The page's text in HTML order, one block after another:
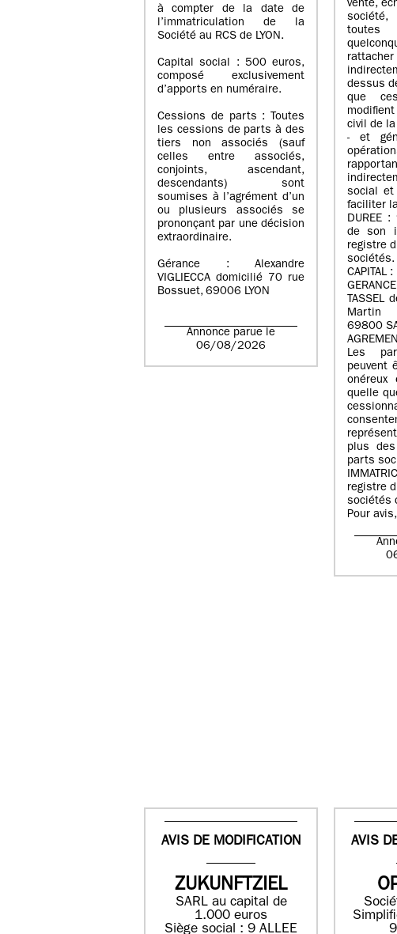
à compter de la date de
l’immatriculation de la
Société au RCS de LYON.
Capital social : 500 euros,
composé exclusivement
d’apports en numéraire.
Cessions de parts : Toutes
les cessions de parts à des
tiers non associés (sauf
celles entre associés,
conjoints, ascendant,
descendants) sont
soumises à l’agrément d’un
ou plusieurs associés se
prononçant par une décision
extraordinaire.
Gérance : Alexandre
VIGLIECCA domicilié 70 rue
Bossuet, 69006 LYON
Annonce parue le
06/08/2026
vente,
société,
dessus
que
civil de
- et
social et
faciliter
DUREE
de son
registre
sociétés.
CAPITAL
TASSEL
69800
Les
peuvent
quelle
plus
parts
registre
sociétés
Pour
AVIS DE MODIFICATION
ZUKUNFTZIEL
SARL au capital de
1.000 euros
Siège social : 9 ALLEE
AVIS